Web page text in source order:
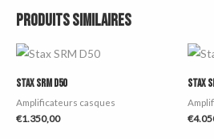
Produits similaires
Stax SRM D50
Amplificateurs casques
€1.350,00
Stax
€